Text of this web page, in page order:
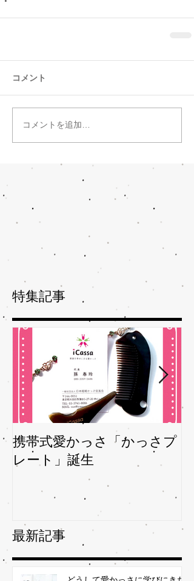
コメント
コメントを追加…
特集記事
携帯式愛かっさ「かっさプ
レート」誕生
最新記事